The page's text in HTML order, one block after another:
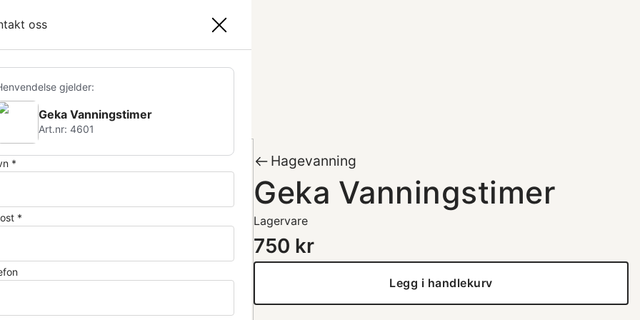
Proff Kontakt
HagevanningLysUtstyr
Hagevanning
Geka Vanningstimer
Lagervare
750 kr
Legg i handlekurv
oss
gjelder:
Geka Vanningstimer
Art.nr: 4601
*
*